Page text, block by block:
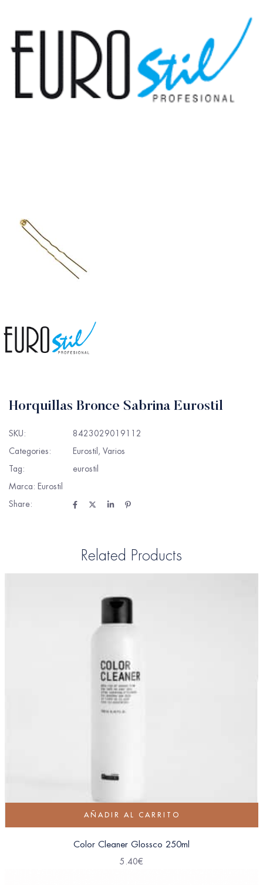
Horquillas Bronce Sabrina Eurostil
SKU:
8423029019112
Categories:
Eurostil , Varios
Tag:
eurostil
Marca: Eurostil
Share:
Related Products
AÑADIR AL CARRITO
Color Cleaner Glossco 250ml
5.40€